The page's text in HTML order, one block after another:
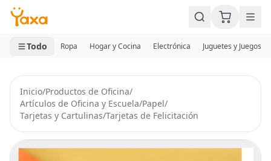
MINI CARRITO
0 productos
Todo Ropa Hogar y Cocina Electrónica Juguetes y Juegos
Inicio/Productos de Oficina/
Artículos de Oficina y Escuela/Papel/
Tarjetas y Cartulinas/Tarjetas de Felicitación